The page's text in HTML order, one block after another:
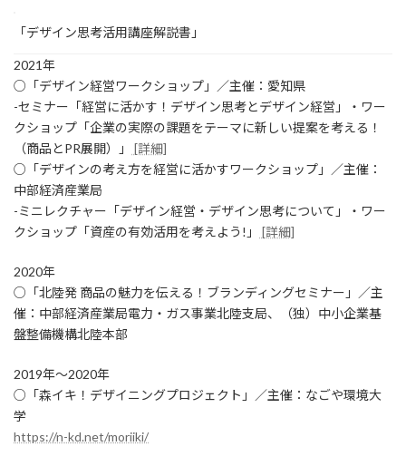
「デザイン思考活用講座解説書」
2021年
○「デザイン経営ワークショップ」／主催：愛知県
-セミナー「経営に活かす！デザイン思考とデザイン経営」・ワー
クショップ「企業の実際の課題をテーマに新しい提案を考える！
（商品とPR展開）」
[詳細]
○「デザインの考え方を経営に活かすワークショップ」／主催：
中部経済産業局
-ミニレクチャー「デザイン経営・デザイン思考について」・ワー
クショップ「資産の有効活用を考えよう!」
[詳細]
2020年
○「北陸発 商品の魅力を伝える！ブランディングセミナー」／主
催：中部経済産業局電力・ガス事業北陸支局、（独）中小企業基
盤整備機構北陸本部
2019年～2020年
○「森イキ！デザイニングプロジェクト」／主催：なごや環境大
学
https://n-kd.net/moriiki/